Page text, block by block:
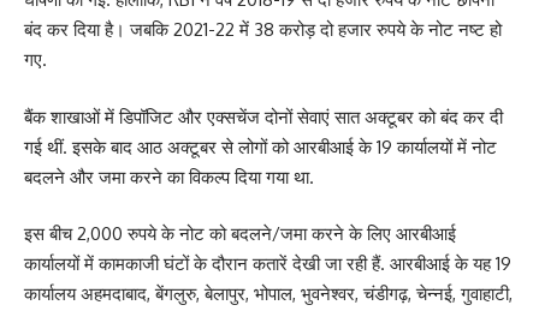
बंद कर दिया है। जबकि 2021-22 में 38 करोड़ दो हजार रुपये के नोट नष्ट हो
गए.
बैंक शाखाओं में डिपॉजिट और एक्‍सचेंज दोनों सेवाएं सात अक्टूबर को बंद कर दी
गई थीं. इसके बाद आठ अक्टूबर से लोगों को आरबीआई के 19 कार्यालयों में नोट
बदलने और जमा करने का विकल्‍प दिया गया था.
इस बीच 2,000 रुपये के नोट को बदलने/जमा करने के लिए आरबीआई
कार्यालयों में कामकाजी घंटों के दौरान कतारें देखी जा रही हैं. आरबीआई के यह 19
कार्यालय अहमदाबाद, बेंगलुरु, बेलापुर, भोपाल, भुवनेश्वर, चंडीगढ़, चेन्नई, गुवाहाटी,